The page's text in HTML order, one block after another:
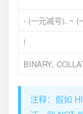
- (一元减号), ~ (
!
BINARY,
注释：假如